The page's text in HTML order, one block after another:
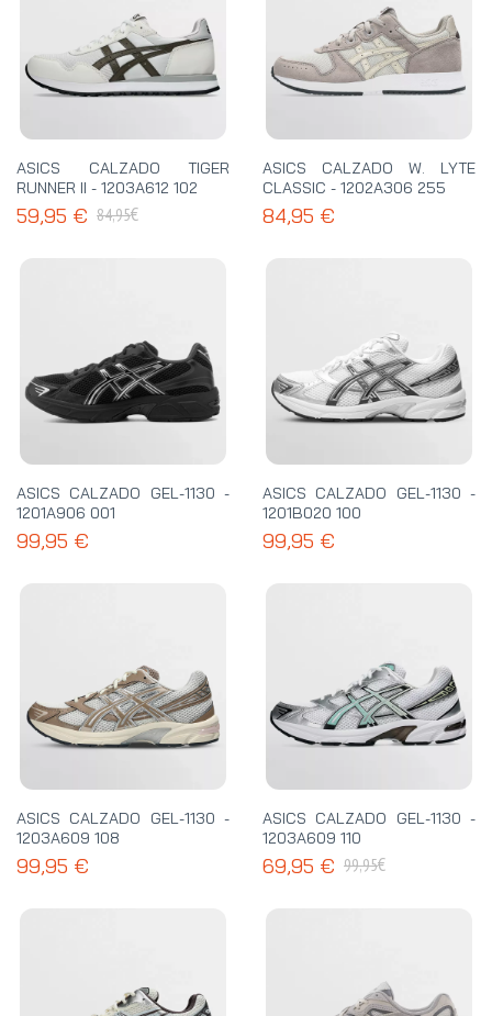
ASICS CALZADO TIGER
RUNNER II - 1203A612 102
59,95 € 84,95€
ASICS CALZADO W. LYTE
CLASSIC - 1202A306 255
84,95 €
ASICS CALZADO GEL-1130 -
1201A906 001
99,95 €
ASICS CALZADO GEL-1130 -
1201B020 100
99,95 €
ASICS CALZADO GEL-1130 -
1203A609 108
99,95 €
ASICS CALZADO GEL-1130 -
1203A609 110
69,95 € 99,95€